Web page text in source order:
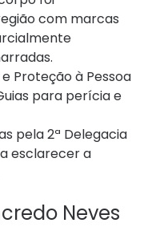
com marcas
Proteção à Pessoa
para perícia e
pela 2ª Delegacia
esclarecer a
Neves